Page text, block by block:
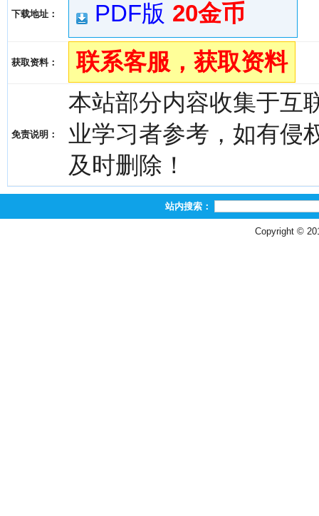
下载地址： PDF版 20金币
获取资料： 联系客服，获取资料
免责说明：
本站部分内容收集于互
业学习者参考，如有侵
及时删除！
站内搜索：
Copyright ©